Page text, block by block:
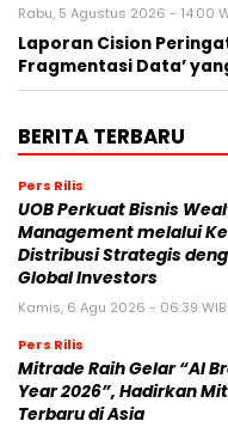
Rabu, 5 Agustus 2026 - 14:00
Laporan Cision
Fragmentasi Data’
BERITA TERBARU
Pers Rilis
UOB Perkuat Bisnis
Management melalui
Distribusi Strategis
Global Investors
Kamis, 6 Agu 2026 - 06:39 WIB
Pers Rilis
Mitrade Raih Gelar “AI
Year 2026”, Hadirkan
Terbaru di Asia